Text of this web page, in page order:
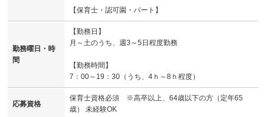
【保育士・認可園・パート】
勤務曜日・時
間
【勤務日】
月～土のうち、週3～5日程度勤務
【勤務時間】
7：00～19：30（うち、4ｈ～8ｈ程度）
応募資格
保育士資格必須 ※高卒以上、64歳以下の方（定年65
歳） 未経験OK